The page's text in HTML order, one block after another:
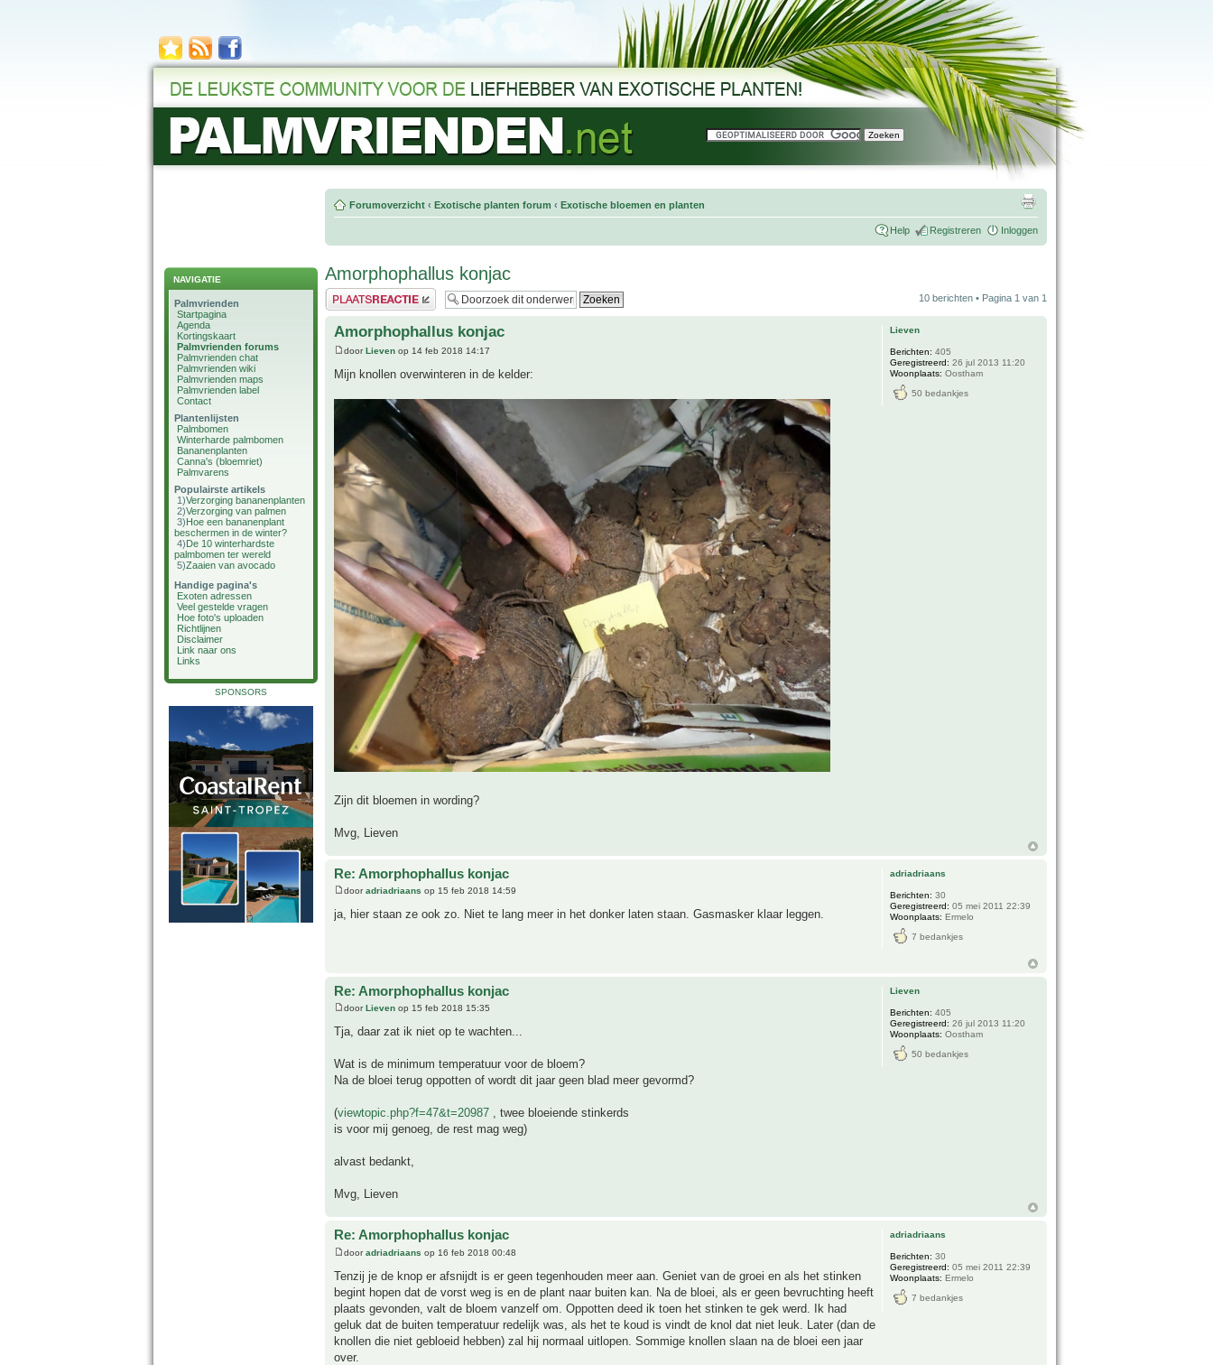
NAVIGATIE
Palmvrienden
Startpagina
Agenda
Kortingskaart
Palmvrienden forums
Palmvrienden chat
Palmvrienden wiki
Palmvrienden maps
Palmvrienden label
Contact
Plantenlijsten
Palmbomen
Winterharde palmbomen
Bananenplanten
Canna's (bloemriet)
Palmvarens
Populairste artikels
1)Verzorging bananenplanten
2)Verzorging van palmen
3)Hoe een bananenplant
beschermen in de winter?
4)De 10 winterhardste
palmbomen ter wereld
5)Zaaien van avocado
Handige pagina's
Exoten adressen
Veel gestelde vragen
Hoe foto's uploaden
Richtlijnen
Disclaimer
Link naar ons
Links
SPONSORS
Forumoverzicht ‹ Exotische planten forum ‹ Exotische bloemen en planten
Help Registreren Inloggen
Amorphophallus konjac
Plaats een reactie 10 berichten • Pagina 1 van 1
Amorphophallus konjac
doorLieven op 14 feb 2018 14:17
Mijn knollen overwinteren in de kelder:
Zijn dit bloemen in wording?
Mvg, Lieven
Lieven
Berichten: 405
Geregistreerd: 26 jul 2013 11:20
Woonplaats: Oostham
50 bedankjes
Re: Amorphophallus konjac
dooradriadriaans op 15 feb 2018 14:59
ja, hier staan ze ook zo. Niet te lang meer in het donker laten staan. Gasmasker klaar leggen.
adriadriaans
Berichten: 30
Geregistreerd: 05 mei 2011 22:39
Woonplaats: Ermelo
7 bedankjes
Re: Amorphophallus konjac
doorLieven op 15 feb 2018 15:35
Tja, daar zat ik niet op te wachten...
Wat is de minimum temperatuur voor de bloem?
Na de bloei terug oppotten of wordt dit jaar geen blad meer gevormd?
(viewtopic.php?f=47&t=20987 , twee bloeiende stinkerds
is voor mij genoeg, de rest mag weg)
alvast bedankt,
Mvg, Lieven
Lieven
Berichten: 405
Geregistreerd: 26 jul 2013 11:20
Woonplaats: Oostham
50 bedankjes
Re: Amorphophallus konjac
dooradriadriaans op 16 feb 2018 00:48
Tenzij je de knop er afsnijdt is er geen tegenhouden meer aan. Geniet van de groei en als het stinken
begint hopen dat de vorst weg is en de plant naar buiten kan. Na de bloei, als er geen bevruchting heeft
plaats gevonden, valt de bloem vanzelf om. Oppotten deed ik toen het stinken te gek werd. Ik had
geluk dat de buiten temperatuur redelijk was, als het te koud is vindt de knol dat niet leuk. Later (dan de
knollen die niet gebloeid hebben) zal hij normaal uitlopen. Sommige knollen slaan na de bloei een jaar
over.
adriadriaans
Berichten: 30
Geregistreerd: 05 mei 2011 22:39
Woonplaats: Ermelo
7 bedankjes